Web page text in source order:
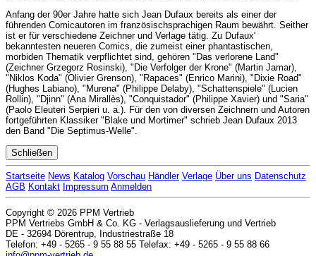
Anfang der 90er Jahre hatte sich Jean Dufaux bereits als einer der
führenden Comicautoren im französischsprachigen Raum bewährt. Seither
ist er für verschiedene Zeichner und Verlage tätig. Zu Dufaux'
bekanntesten neueren Comics, die zumeist einer phantastischen,
morbiden Thematik verpflichtet sind, gehören "Das verlorene Land"
(Zeichner Grzegorz Rosinski), "Die Verfolger der Krone" (Martin Jamar),
"Niklos Koda" (Olivier Grenson), "Rapaces" (Enrico Marini), "Dixie Road"
(Hughes Labiano), "Murena" (Philippe Delaby), "Schattenspiele" (Lucien
Rollin), "Djinn" (Ana Mirallès), "Conquistador" (Philippe Xavier) und "Saria"
(Paolo Eleuteri Serpieri u. a.). Für den von diversen Zeichnern und Autoren
fortgeführten Klassiker "Blake und Mortimer" schrieb Jean Dufaux 2013
den Band "Die Septimus-Welle".
Schließen
Startseite News Katalog Vorschau Händler Verlage Über uns Datenschutz
AGB Kontakt Impressum Anmelden
Copyright © 2026 PPM Vertrieb
PPM Vertriebs GmbH & Co. KG - Verlagsauslieferung und Vertrieb
DE - 32694 Dörentrup, Industriestraße 18
Telefon: +49 - 5265 - 9 55 88 55 Telefax: +49 - 5265 - 9 55 88 66